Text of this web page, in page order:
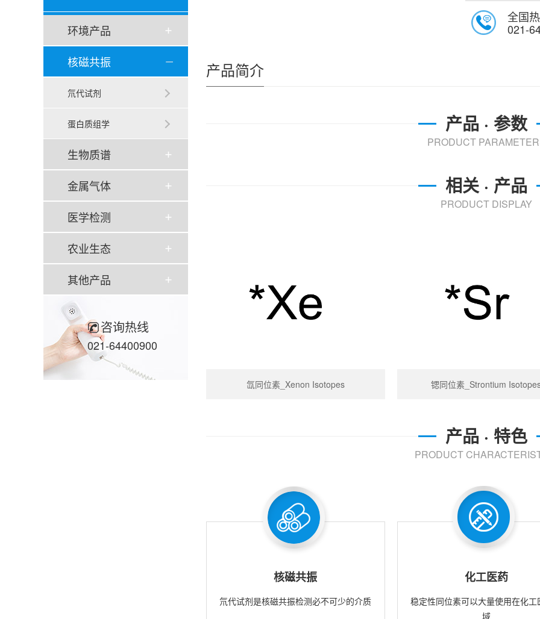
环境产品
核磁共振
氘代试剂
蛋白质组学
生物质谱
金属气体
医学检测
农业生态
其他产品
咨询热线
021-64400900
全国
021-
产品简介
产品 · 参数
PRODUCT
相关 · 产品
PRODUCT DISPLAY
氙同位素_Xenon Isotopes 锶同位素_Strontium
产品 · 特色
PRODUCT
核磁共振
氘代试剂是核磁共振检测必不可少的介质
化工医药
稳定性同位素可以大量使用在化工
域